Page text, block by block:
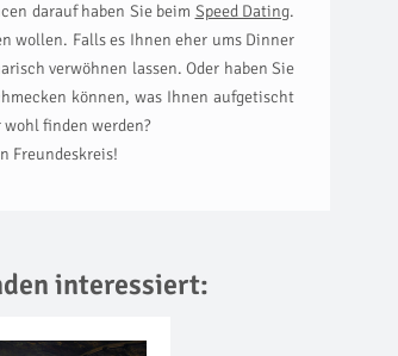
darauf haben Sie beim Speed Dating.
wollen. Falls es Ihnen eher ums Dinner
verwöhnen lassen. Oder haben Sie
können, was Ihnen aufgetischt
finden werden?
Freundeskreis!
interessiert: